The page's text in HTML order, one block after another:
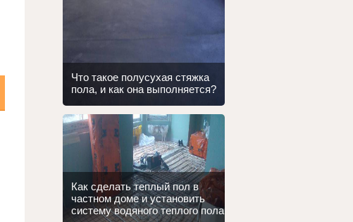
Что такое полусухая стяжка
пола, и как она выполняется?
Как сделать теплый пол в
частном доме и установить
систему водяного теплого пола